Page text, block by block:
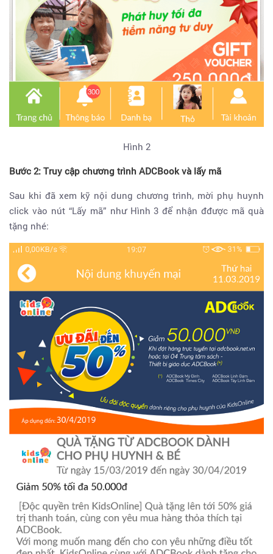
Hình 2
Bước 2: Truy cập chương trình ADCBook và lấy mã
Sau khi đã xem kỹ nội dung chương trình, mời phụ huynh
click vào nút “Lấy mã” như Hình 3 để nhận đđược mã quà
tặng nhé: